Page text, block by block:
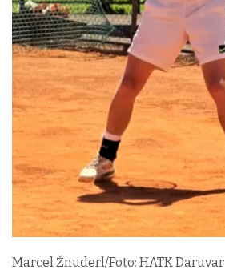
Marcel Žnuderl/Foto: HATK Daruvar